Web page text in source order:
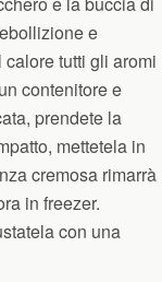
e
tutti gli aromi
contenitore e
prendete la
mettetela in
cremosa rimarrà
in freezer.
con una